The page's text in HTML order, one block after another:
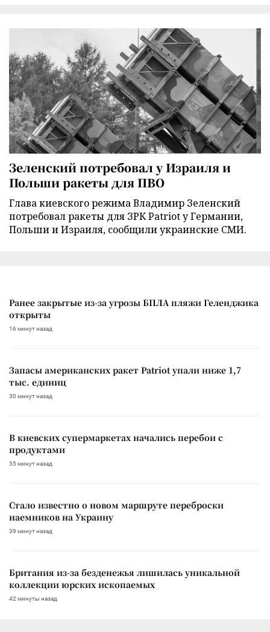
Зеленский потребовал у Израиля и
Польши ракеты для ПВО
Глава киевского режима Владимир Зеленский
потребовал ракеты для ЗРК Patriot у Германии,
Польши и Израиля, сообщили украинские СМИ.
Ранее закрытые из-за угрозы БПЛА пляжи Геленджика
открыты
16 минут назад
Запасы американских ракет Patriot упали ниже 1,7
тыс. единиц
30 минут назад
В киевских супермаркетах начались перебои с
продуктами
35 минут назад
Стало известно о новом маршруте переброски
наемников на Украину
39 минут назад
Британия из-за безденежья лишилась уникальной
коллекции юрских ископаемых
42 минуты назад